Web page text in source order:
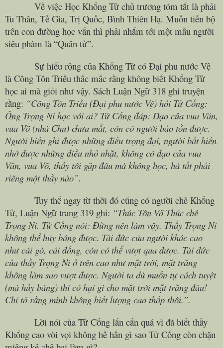
Về việc Học Khổng Tử chủ trương tóm tắt là phải
Tu Thân, Tề Gia, Trị Quốc, Bình Thiên Hạ. Muốn tiến bộ
trên con đường học vấn thì phải nhắm tới một mẫu người
siêu phàm là “Quân tử”.
Sự hiểu rộng của Khổng Tử có Đại phu nước Vệ
là Công Tôn Triều thắc mắc rằng không biết Khổng Tử
học ai mà giỏi như vậy. Sách Luận Ngữ 318 ghi truyện
rằng: “Công Tôn Triều (Đại phu nước Vệ) hỏi Tử Cống:
Ông Trọng Ni học với ai? Tử Cống đáp: Đạo của vua Văn,
vua Võ (nhà Chu) chưa mất, còn có người bảo tồn được.
Người hiền ghi được những điều trọng đại, người bất hiền
nhớ được những điều nhỏ nhặt, không có đạo của vua
Văn, vua Võ, thầy tôi gặp đâu mà không học, hà tất phải
riêng một thầy nào”.
Tuy thế ngay từ thời đó cũng có người chê Khổng
Tử, Luận Ngữ trang 319 ghi: “Thúc Tôn Võ Thúc chê
Trọng Ni. Tử Cống nói: Đừng nên làm vậy. Thầy Trọng Ni
không thể hủy báng được. Tài đức của người khác cao
như cái gò, cái đống, còn có thể vượt qua được. Tài đức
của thầy Trọng Ni ở trên cao như mặt trời, mặt trăng
không làm sao vượt được. Người ta dù muốn tự cách tuyệt
(mà hủy báng) thì có hại gì cho mặt trời mặt trăng đâu!
Chỉ tỏ rằng mình không biết lượng cao thấp thôi.”.
Lời nói của Tử Cống lấn cấn quá vì đã biết thầy
Khổng cao vòi vọi không hề hấn gì sao Tử Cống còn chặn